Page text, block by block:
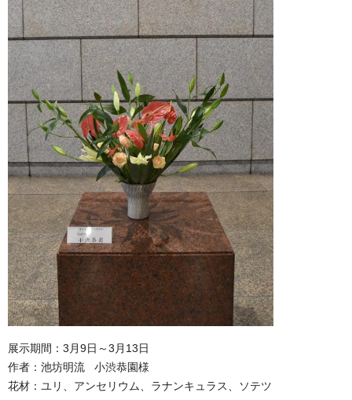
展示期間：3月9日～3月13日
作者：池坊明流 小渋恭園様
花材：ユリ、アンセリウム、ラナンキュラス、ソテツ